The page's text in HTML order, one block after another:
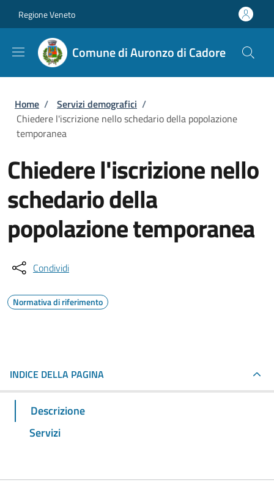
Regione Veneto
Comune di Auronzo di Cadore
Briciole di pane
Home / Servizi demografici /
Chiedere l'iscrizione nello schedario della popolazione
temporanea
Chiedere l'iscrizione nello
schedario della
popolazione temporanea
Condividi
Normativa di riferimento
INDICE DELLA PAGINA
Descrizione
Servizi